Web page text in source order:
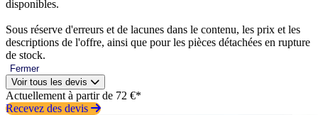
disponibles.
Sous réserve d'erreurs et de lacunes dans le contenu, les prix et les
descriptions de l'offre, ainsi que pour les pièces détachées en rupture
de stock.
Fermer
Voir tous les devis
Actuellement à partir de 72 €*
Recevez des devis